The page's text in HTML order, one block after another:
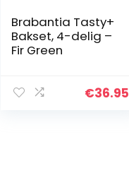
Brabantia Tasty+
Bakset, 4-delig –
Fir Green
€36.95